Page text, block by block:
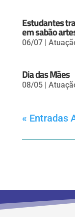
Estudantes
em sabão
06/07|
Dia das Mães
08/05|
« Entradas